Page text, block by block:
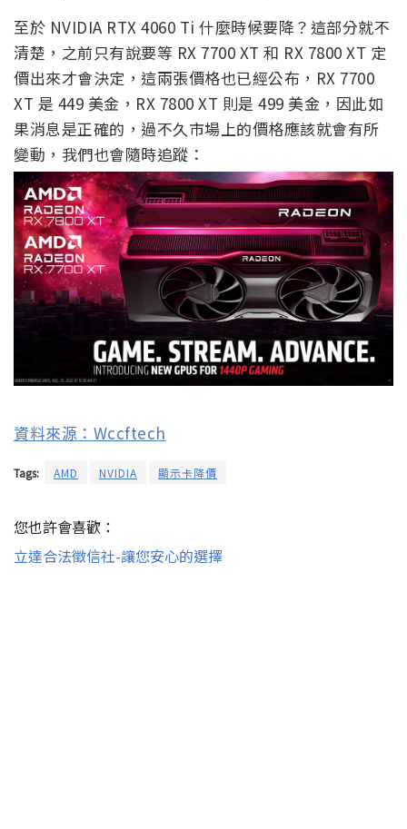
至於 NVIDIA RTX 4060 Ti 什麼時候要降？這部分就不
清楚，之前只有說要等 RX 7700 XT 和 RX 7800 XT 定
價出來才會決定，這兩張價格也已經公布，RX 7700
XT 是 449 美金，RX 7800 XT 則是 499 美金，因此如
果消息是正確的，過不久市場上的價格應該就會有所
變動，我們也會隨時追蹤：
資料來源：Wccftech
Tags: AMD NVIDIA 顯示卡降價
您也許會喜歡：
立達合法徵信社-讓您安心的選擇